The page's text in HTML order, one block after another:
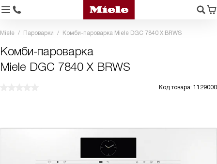
Miele Пароварки Комби-пароварка Miele DGC 7840 X BRWS
Комби-пароварка
Miele DGC 7840 X BRWS
Код товара: 1129000